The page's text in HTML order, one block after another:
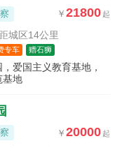
21800
距城区14公里
专车 赠石狮
爱国主义教育基地，
基地
20000